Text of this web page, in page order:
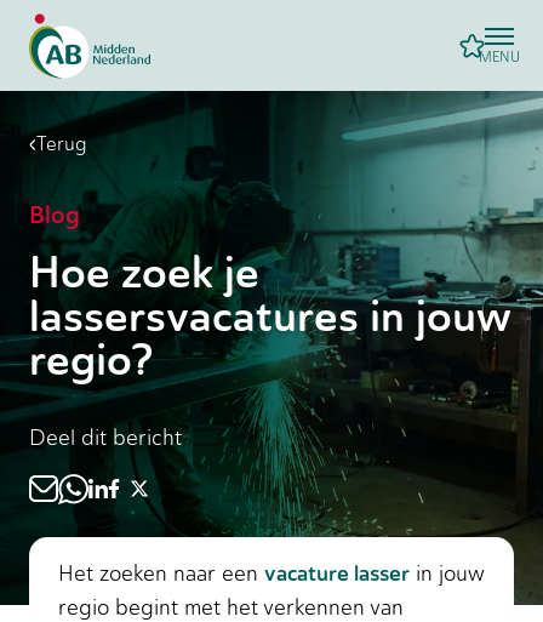
MENU
Terug
Blog
Hoe zoek je
lassersvacatures in jouw
regio?
Deel dit bericht
Het zoeken naar een vacature lasser in jouw
regio begint met het verkennen van